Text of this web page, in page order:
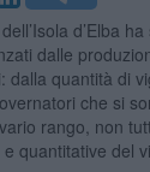
d’Elba
dalle
dalla quantità di
che si
rango, non
quantitative del